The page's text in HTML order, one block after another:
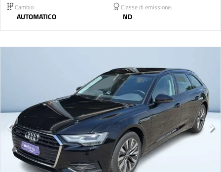
Cambio:
AUTOMATICO
Classe di emissione:
ND